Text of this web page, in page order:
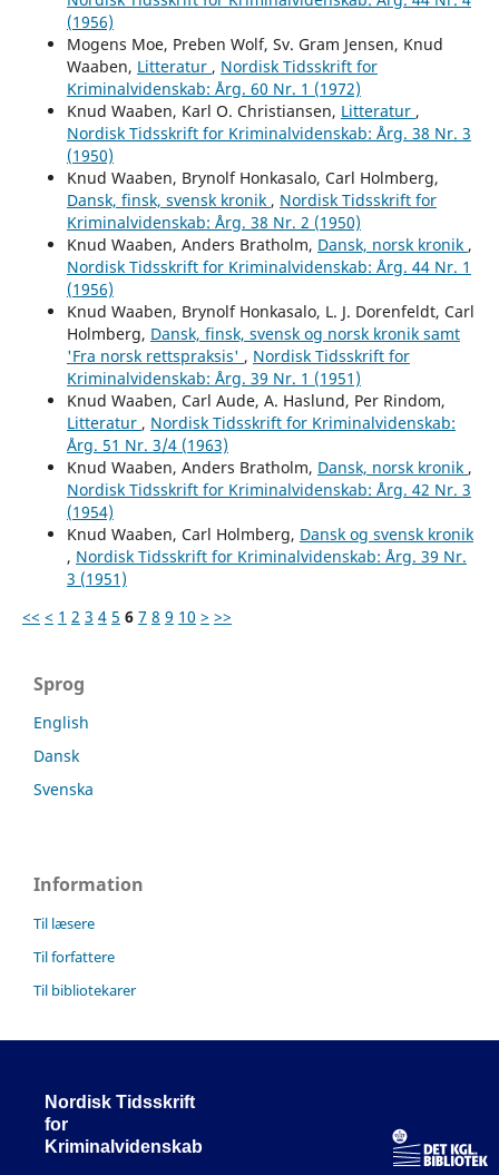
(1956)
Mogens Moe, Preben Wolf, Sv. Gram Jensen, Knud
Waaben, Litteratur , Nordisk Tidsskrift for
Kriminalvidenskab: Årg. 60 Nr. 1 (1972)
Knud Waaben, Karl O. Christiansen, Litteratur ,
Nordisk Tidsskrift for Kriminalvidenskab: Årg. 38 Nr. 3
(1950)
Knud Waaben, Brynolf Honkasalo, Carl Holmberg,
Dansk, finsk, svensk kronik , Nordisk Tidsskrift for
Kriminalvidenskab: Årg. 38 Nr. 2 (1950)
Knud Waaben, Anders Bratholm, Dansk, norsk kronik ,
Nordisk Tidsskrift for Kriminalvidenskab: Årg. 44 Nr. 1
(1956)
Knud Waaben, Brynolf Honkasalo, L. J. Dorenfeldt, Carl
Holmberg, Dansk, finsk, svensk og norsk kronik samt
'Fra norsk rettspraksis' , Nordisk Tidsskrift for
Kriminalvidenskab: Årg. 39 Nr. 1 (1951)
Knud Waaben, Carl Aude, A. Haslund, Per Rindom,
Litteratur , Nordisk Tidsskrift for Kriminalvidenskab:
Årg. 51 Nr. 3/4 (1963)
Knud Waaben, Anders Bratholm, Dansk, norsk kronik ,
Nordisk Tidsskrift for Kriminalvidenskab: Årg. 42 Nr. 3
(1954)
Knud Waaben, Carl Holmberg, Dansk og svensk kronik
, Nordisk Tidsskrift for Kriminalvidenskab: Årg. 39 Nr.
3 (1951)
<< < 1 2 3 4 5 6 7 8 9 10 > >>
Sprog
English
Dansk
Svenska
Information
Til læsere
Til forfattere
Til bibliotekarer
Nordisk Tidsskrift
for
Kriminalvidenskab